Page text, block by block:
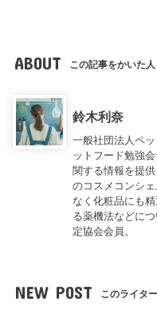
ABOUT この記事をかいた人
鈴木利奈
一般社団法人ペ
ットフード勉強
関する情報を提
のコスメコンシ
なく化粧品にも
る薬機法などに
定協会会員。
NEW POST このライタ